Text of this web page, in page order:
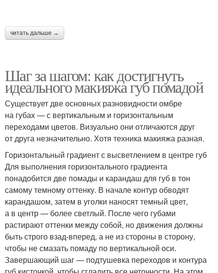
читать дальше →
Шаг за шагом: как достигнуть
идеального макияжа губ помадой
Существует две основных разновидности омбре
на губах — с вертикальным и горизонтальным
переходами цветов. Визуально они отличаются друг
от друга незначительно. Хотя техника макияжа разная.
Горизонтальный градиент с высветлением в центре губ
Для выполнения горизонтального градиента
понадобится две помады и карандаш для губ в тон
самому темному оттенку. В начале контур обводят
карандашом, затем в уголки наносят темный цвет,
а в центр — более светлый. После чего губами
растирают оттенки между собой, но движения должны
быть строго взад-вперед, а не из стороны в сторону,
чтобы не смазать помаду по вертикальной оси.
Завершающий шаг — подтушевка переходов и контура